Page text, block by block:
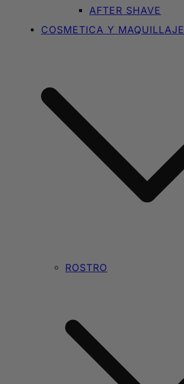
AFTER SHAVE
COSMETICA Y MAQUILLAJE
ROSTRO